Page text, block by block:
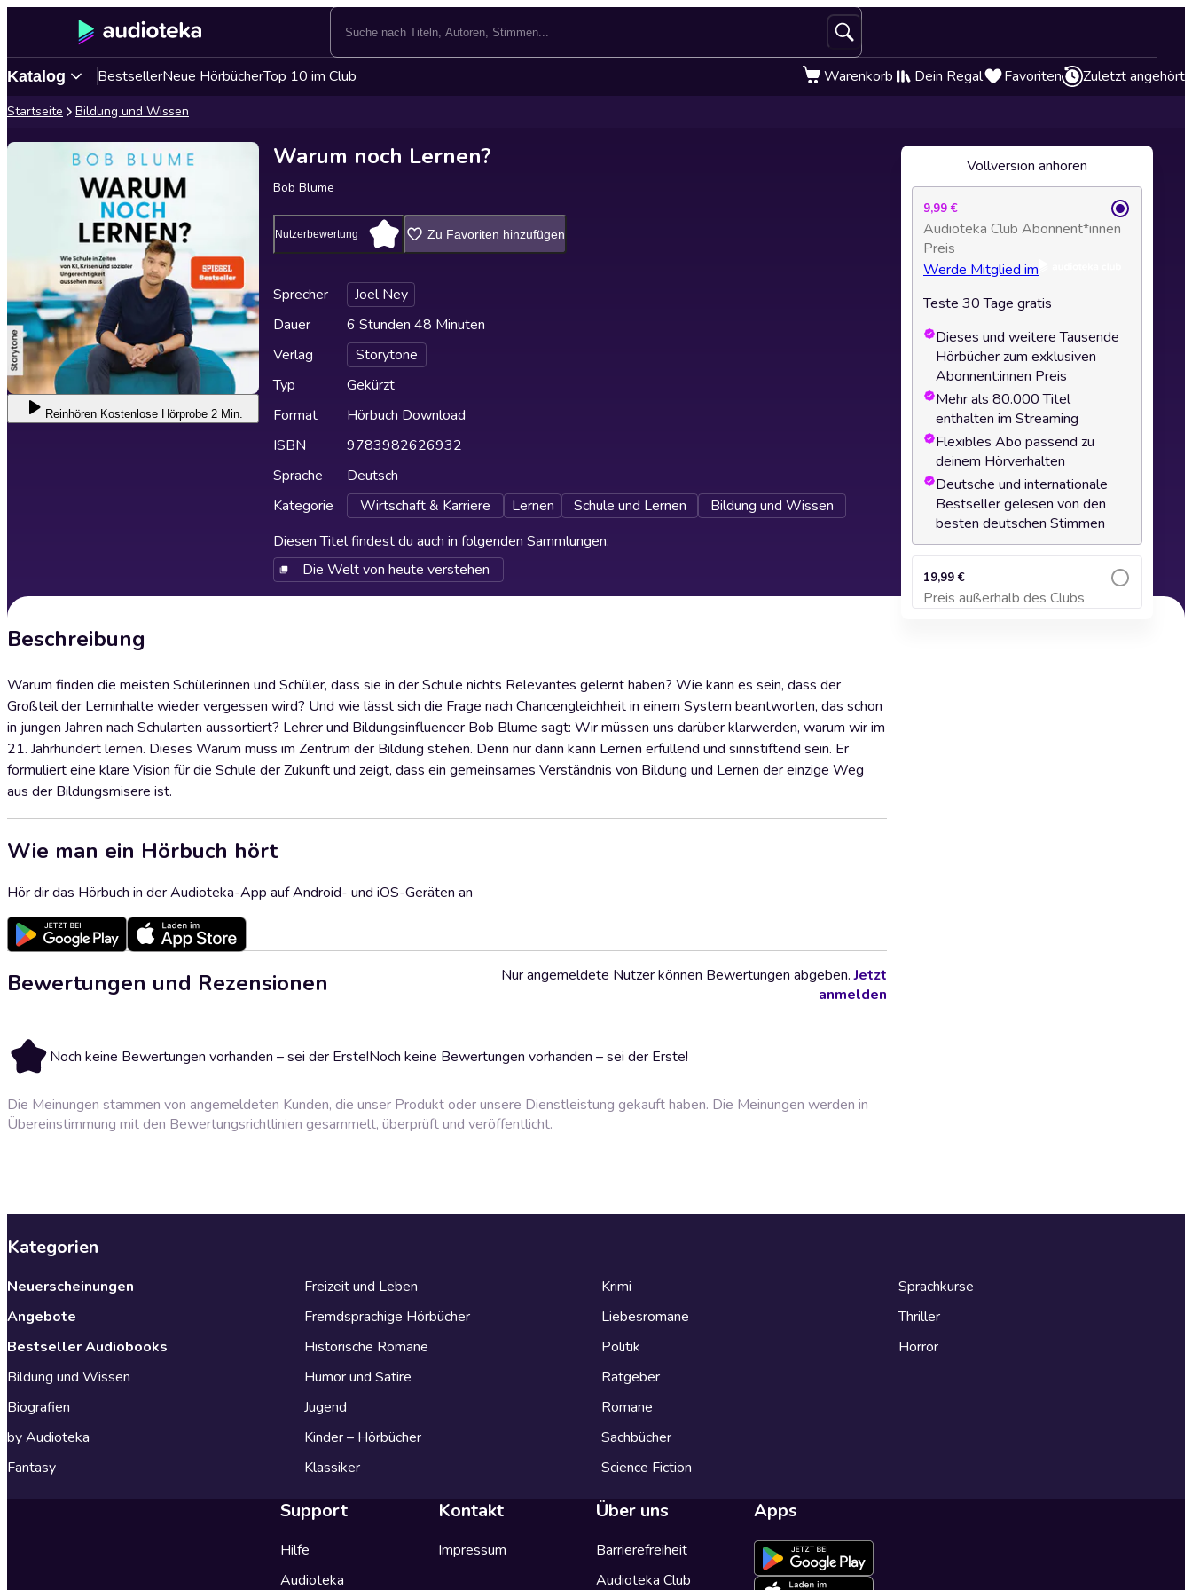
Katalog BestsellerNeue HörbücherTop 10 im Club Warenkorb Dein Regal Favoriten Zuletzt angehört
Startseite Bildung und Wissen
Reinhören Kostenlose Hörprobe 2 Min.
Warum noch Lernen?
Bob Blume
Nutzerbewertung Zu Favoriten hinzufügen
Sprecher
Joel Ney
Dauer
6 Stunden 48 Minuten
Verlag
Storytone
Typ
Gekürzt
Format
Hörbuch Download
ISBN
9783982626932
Sprache
Deutsch
Kategorie
Wirtschaft & Karriere Lernen Schule und Lernen
Bildung und Wissen
Diesen Titel findest du auch in folgenden Sammlungen:
Die Welt von heute verstehen
Beschreibung
Warum finden die meisten Schülerinnen und Schüler, dass sie in der Schule nichts Relevantes gelernt haben? Wie kann es sein, dass der
Großteil der Lerninhalte wieder vergessen wird? Und wie lässt sich die Frage nach Chancengleichheit in einem System beantworten, das schon
in jungen Jahren nach Schularten aussortiert? Lehrer und Bildungsinfluencer Bob Blume sagt: Wir müssen uns darüber klarwerden, warum wir im
21. Jahrhundert lernen. Dieses Warum muss im Zentrum der Bildung stehen. Denn nur dann kann Lernen erfüllend und sinnstiftend sein. Er
formuliert eine klare Vision für die Schule der Zukunft und zeigt, dass ein gemeinsames Verständnis von Bildung und Lernen der einzige Weg
aus der Bildungsmisere ist.
Wie man ein Hörbuch hört
Hör dir das Hörbuch in der Audioteka-App auf Android- und iOS-Geräten an
Bewertungen und Rezensionen
Noch keine Bewertungen vorhanden – sei der Erste!Noch keine Bewertungen vorhanden – sei der Erste!
Nur angemeldete Nutzer können Bewertungen abgeben.Jetzt
anmelden
Die Meinungen stammen von angemeldeten Kunden, die unser Produkt oder unsere Dienstleistung gekauft haben. Die Meinungen werden in
Übereinstimmung mit den Bewertungsrichtlinien gesammelt, überprüft und veröffentlicht.
Vollversion anhören
9,99 €
Audioteka Club Abonnent*innen
Preis
Werde Mitglied im
Teste 30 Tage gratis
Dieses und weitere Tausende
Hörbücher zum exklusiven
Abonnent:innen Preis
Mehr als 80.000 Titel
enthalten im Streaming
Flexibles Abo passend zu
deinem Hörverhalten
Deutsche und internationale
Bestseller gelesen von den
besten deutschen Stimmen
19,99 €
Preis außerhalb des Clubs
Zum Warenkorb hinzufügen
Kategorien
Neuerscheinungen
Angebote
Bestseller Audiobooks
Bildung und Wissen
Biografien
by Audioteka
Fantasy
Freizeit und Leben
Fremdsprachige Hörbücher
Historische Romane
Humor und Satire
Jugend
Kinder – Hörbücher
Klassiker
Krimi
Liebesromane
Politik
Ratgeber
Romane
Sachbücher
Science Fiction
Sprachkurse
Thriller
Horror
Support
Hilfe
Audioteka
Kontakt
Impressum
Über uns
Barrierefreiheit
Audioteka Club
Apps